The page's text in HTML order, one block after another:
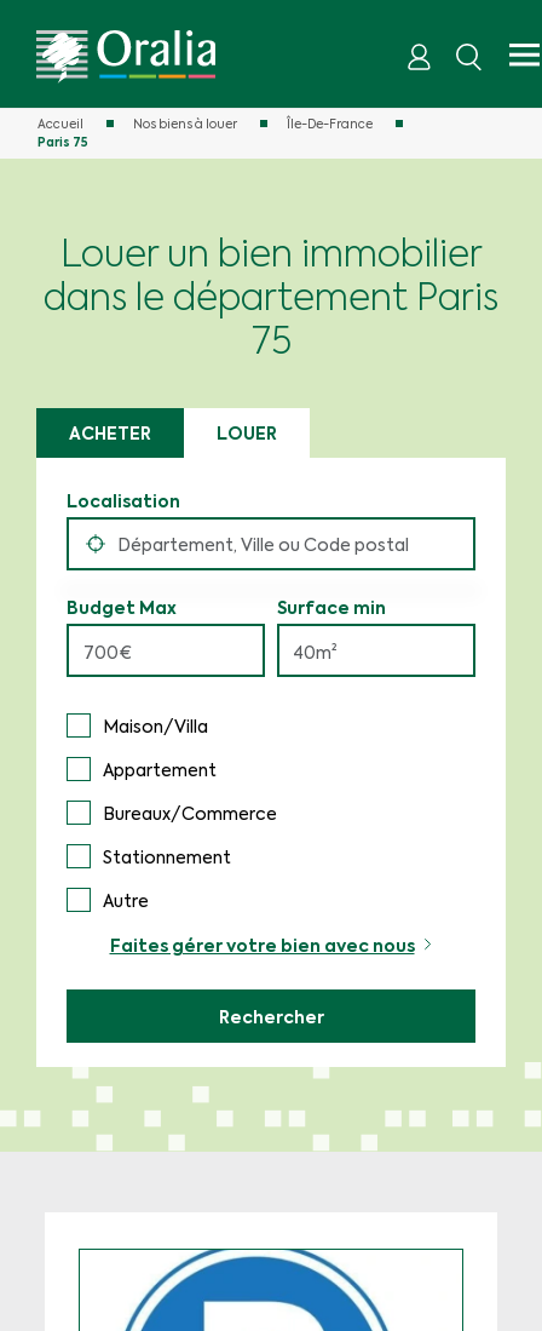
Accueil Nos biens à louer
Île-De-France
Paris 75
Louer un bien immobilier
dans le département Paris
75
ACHETER LOUER
Localisation
Budget Max Surface min
Maison/Villa
Appartement
Bureaux/Commerce
Stationnement
Autre
Faites gérer votre bien avec nous
Rechercher